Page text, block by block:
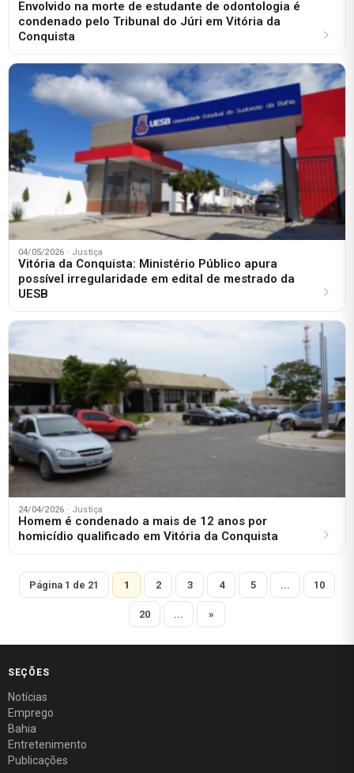
Envolvido na morte de estudante de odontologia é
condenado pelo Tribunal do Júri em Vitória da
Conquista
04/05/2026 · Justiça
Vitória da Conquista: Ministério Público apura
possível irregularidade em edital de mestrado da
UESB
24/04/2026 · Justiça
Homem é condenado a mais de 12 anos por
homicídio qualificado em Vitória da Conquista
Página 1 de 21 1 2 3 4 5 ... 10
20 ... »
SEÇÕES
Notícias
Emprego
Bahia
Entretenimento
Publicações